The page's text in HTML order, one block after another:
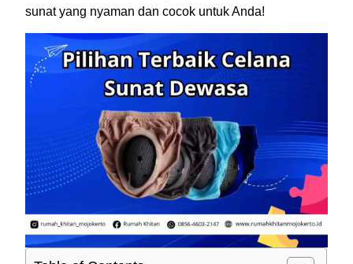
sunat yang nyaman dan cocok untuk Anda!